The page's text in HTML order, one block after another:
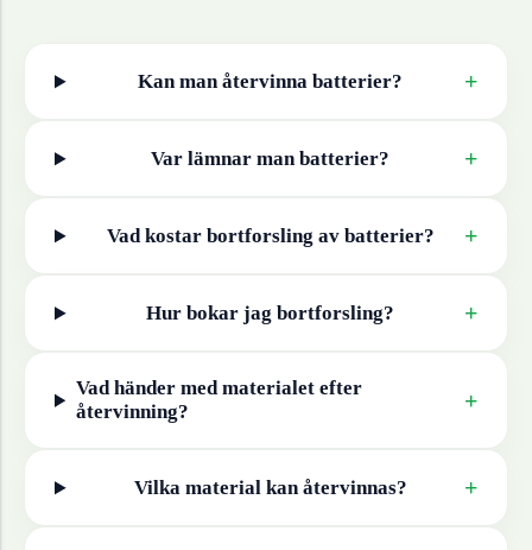
Kan man återvinna batterier? +
Var lämnar man batterier? +
Vad kostar bortforsling av batterier? +
Hur bokar jag bortforsling? +
Vad händer med materialet efter
återvinning?
+
Vilka material kan återvinnas? +